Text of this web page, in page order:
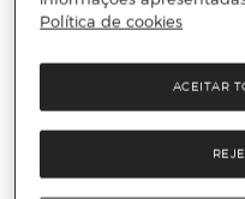
Política de cookies
ACEITAR